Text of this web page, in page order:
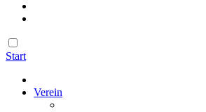
Start
Verein